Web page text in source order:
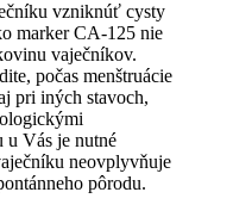
vzniknúť cysty
marker CA-125 nie
vaječníkov.
počas menštruácie
pri iných stavoch,
u Vás je nutné
neovplyvňuje
pôrodu.